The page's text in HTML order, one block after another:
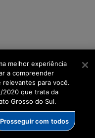
melhor experiência
a compreender
relevantes para você.
2020 que trata da
Grosso do Sul.
Prosseguir com todos